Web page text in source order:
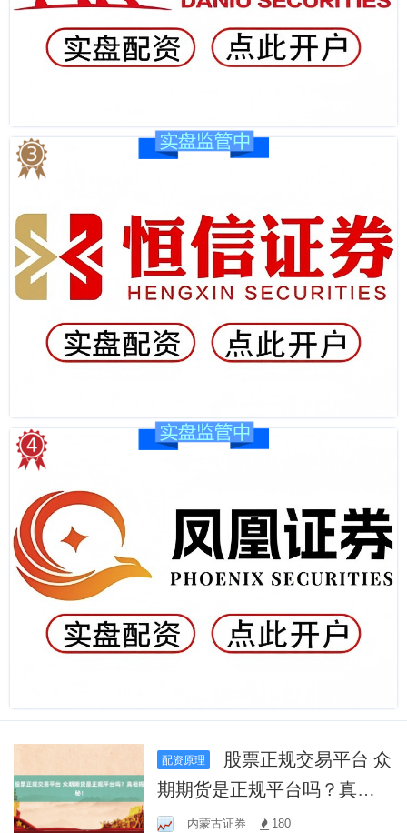
配资原理
期期货是正规平台吗？真相
揭秘！内蒙古证券 180